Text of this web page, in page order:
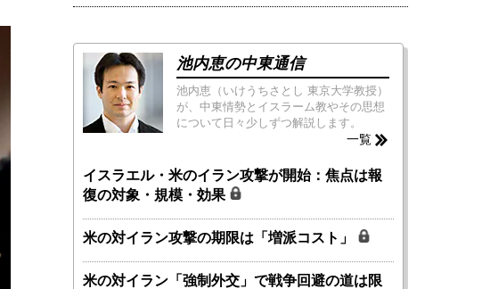
池内恵の中東通信
池内恵（いけうちさとし 東京大学教授）
が、中東情勢とイスラーム教やその思想
について日々少しずつ解説します。
一覧
イスラエル・米のイラン攻撃が開始：焦点は報
復の対象・規模・効果
米の対イラン攻撃の期限は「増派コスト」
米の対イラン「強制外交」で戦争回避の道は限